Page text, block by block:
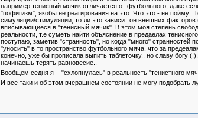
например тенисный мячик отличается от футбольного, даже
"пофигизм", якобы не реагирования на это. Что это - не пойму..
симуляции\стимуляции, то ли это зависит он внешних
вписывающиеся в "тенисный мячик". В этом моя степень
реальности, т.е суметь найти объяснение в предаелах
поступаю, заметив "странность", но когда "много"
"уносить" в то пространство футбольного мяча, что за
конечно, уже бы прописала выпить таблеточку.. но славу богу
начинаешь терять равновесие..
Вообщем седня я - "схлопнулась" в реальность "тенистного
И все таки и об этом вчерашнем состоянии не могу подобрать